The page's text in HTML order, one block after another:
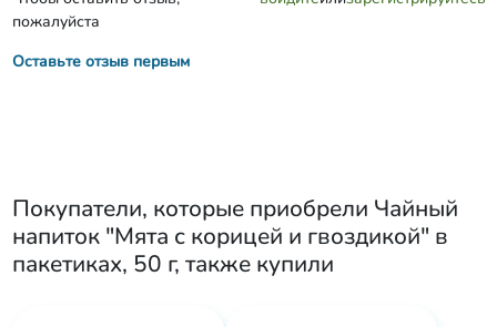
пожалуйста
Оставьте отзыв первым
Покупатели, которые приобрели Чайный
напиток "Мята с корицей и гвоздикой" в
пакетиках, 50 г, также купили